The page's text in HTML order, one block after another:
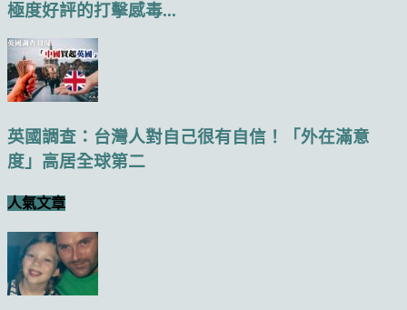
極度好評的打擊感毒...
英國調查：台灣人對自己很有自信！「外在滿意
度」高居全球第二
人氣文章